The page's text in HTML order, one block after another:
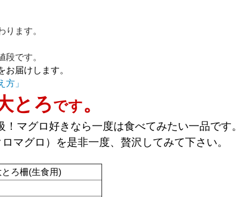
ます。
段です。
お届けします。
方」
とろです。
！マグロ好きなら一度は食べてみたい一品です。
マグロ）を是非一度、贅沢してみて下さい。
ろ柵(生食用)